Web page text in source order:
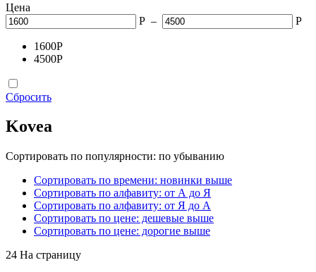
Цена
Р – Р
1600Р
4500Р
Сбросить
Kovea
Сортировать по популярности: по убыванию
Сортировать по времени: новинки выше
Сортировать по алфавиту: от А до Я
Сортировать по алфавиту: от Я до А
Сортировать по цене: дешевые выше
Сортировать по цене: дорогие выше
24 На страницу